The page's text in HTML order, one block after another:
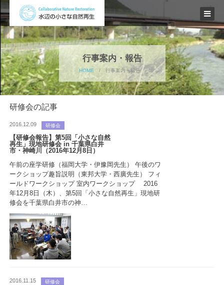
行事案内・報告
HOME / 行事案内・報告
研修会の記事
2016.12.09 研修会
【研修会報告】第5回「小さな自然
再生」現地研修会 in 千葉県白井
市・神崎川（2016年12月8日）
午前の座学研修（福岡大学・伊豫岡先生） 午後のワ
ークショップ趣旨説明（東邦大学・西廣先生） フィ
ールドワークショップ 室内ワークショップ 2016
年12月8日（木）、第5回「小さな自然再生」現地研
修会を千葉県白井市の神…
2016.11.15 研修会